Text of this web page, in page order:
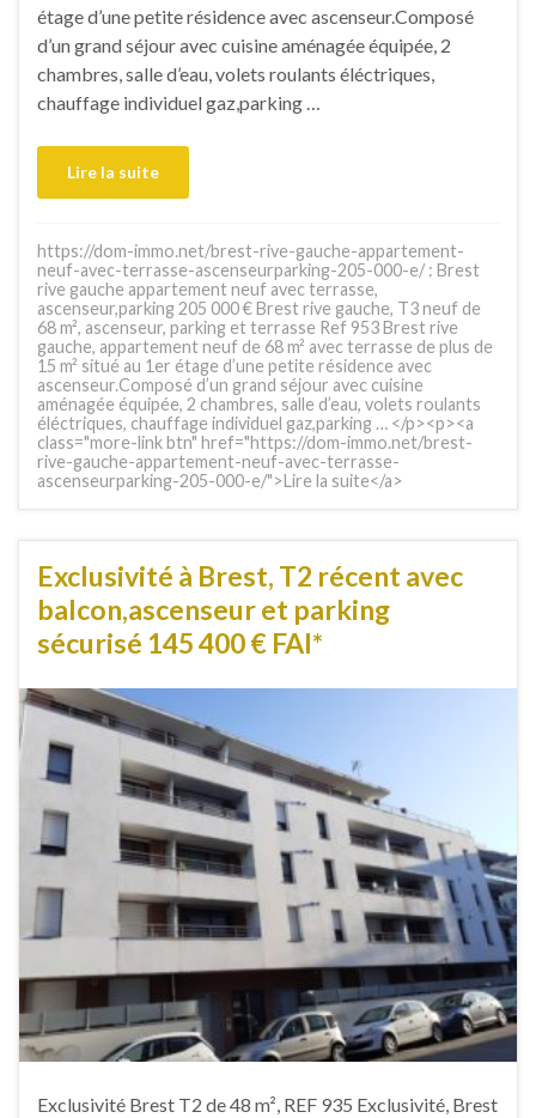
étage d’une petite résidence avec ascenseur.Composé
d’un grand séjour avec cuisine aménagée équipée, 2
chambres, salle d’eau, volets roulants éléctriques,
chauffage individuel gaz,parking …
Lire la suite
https://dom-immo.net/brest-rive-gauche-appartement-
neuf-avec-terrasse-ascenseurparking-205-000-e/ : Brest
rive gauche appartement neuf avec terrasse,
ascenseur,parking 205 000 € Brest rive gauche, T3 neuf de
68 m², ascenseur, parking et terrasse Ref 953 Brest rive
gauche, appartement neuf de 68 m² avec terrasse de plus de
15 m² situé au 1er étage d’une petite résidence avec
ascenseur.Composé d’un grand séjour avec cuisine
aménagée équipée, 2 chambres, salle d’eau, volets roulants
éléctriques, chauffage individuel gaz,parking … </p><p><a
class="more-link btn" href="https://dom-immo.net/brest-
rive-gauche-appartement-neuf-avec-terrasse-
ascenseurparking-205-000-e/">Lire la suite</a>
Exclusivité à Brest, T2 récent avec
balcon,ascenseur et parking
sécurisé 145 400 € FAI*
Exclusivité Brest T2 de 48 m², REF 935 Exclusivité, Brest